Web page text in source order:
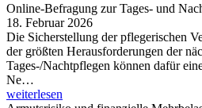
Online-Befragung zur Tages- und
18. Februar 2026
Die Sicherstellung der pflegerischen
der größten Herausforderungen der
Tages-/Nachtpflegen können dafür
Ne…
weiterlesen